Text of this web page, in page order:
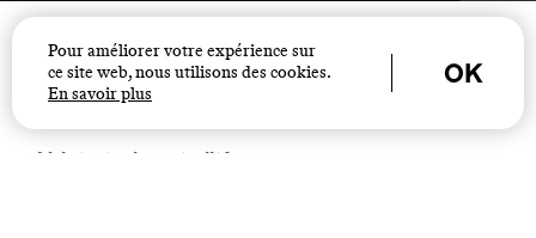
JUSTICES
Actualités
Voir toutes les actualités
Pour améliorer votre expérience sur
ce site web, nous utilisons des cookies.
En savoir plus
OK